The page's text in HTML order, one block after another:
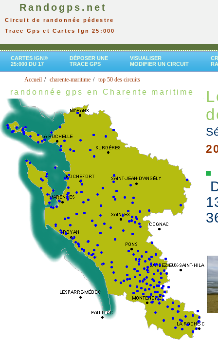
Randogps.net
Circuit de randonnée pédestre
Trace Gps et Cartes Ign 25:000
CARTES IGN®
25:000 DU 17
DÉPOSER UNE
TRACE GPS
VISUALISER
MODIFIER UN CIRCUIT
Accueil charente-maritime top 50 des circuits
randonnée gps en Charente maritime